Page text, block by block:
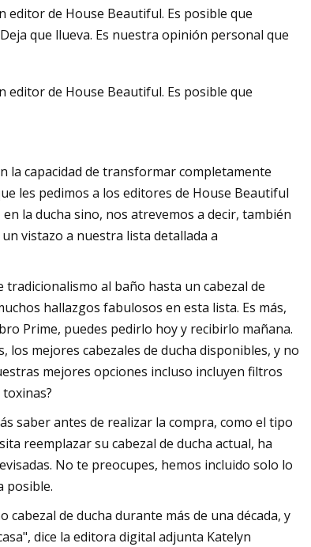
editor de House Beautiful. Es posible que
que llueva. Es nuestra opinión personal que
editor de House Beautiful. Es posible que
la capacidad de transformar completamente
les pedimos a los editores de House Beautiful
la ducha sino, nos atrevemos a decir, también
vistazo a nuestra lista detallada a
al baño hasta un cabezal de
hallazgos fabulosos en esta lista. Es más,
Prime, puedes pedirlo hoy y recibirlo mañana.
mejores cabezales de ducha disponibles, y no
mejores opciones incluso incluyen filtros
saber antes de realizar la compra, como el tipo
reemplazar su cabezal de ducha actual, ha
No te preocupes, hemos incluido solo lo
posible.
cabezal de ducha durante más de una década, y
dice la editora digital adjunta Katelyn